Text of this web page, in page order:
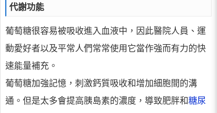
代謝功能
葡萄糖很容易被吸收進入血液中，因此醫院人員、運
動愛好者以及平常人們常常使用它當作強而有力的快
速能量補充。
葡萄糖加強記憶，刺激鈣質吸收和增加細胞間的溝
通。但是太多會提高胰島素的濃度，導致肥胖和糖尿